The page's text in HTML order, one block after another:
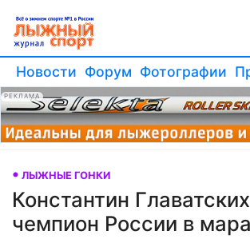
Новости Форум Фотографии
РЕКЛАМА
ЛЫЖНЫЕ ГОНКИ
Константин
чемпион России в